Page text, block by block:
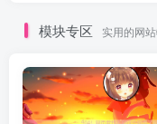
模块专区 实用的网